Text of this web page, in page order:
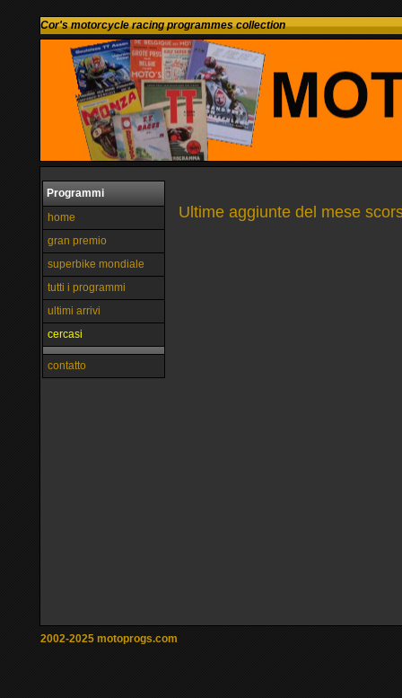
Cor's motorcycle racing programmes collection
Programmi
home
gran premio
superbike mondiale
tutti i programmi
ultimi arrivi
cercasi
contatto
Ultime aggiunte del mese
2002-2025 motoprogs.com